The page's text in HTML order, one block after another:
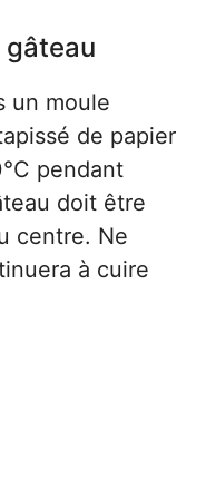
gâteau
un moule
de papier
pendant
doit être
centre. Ne
à cuire